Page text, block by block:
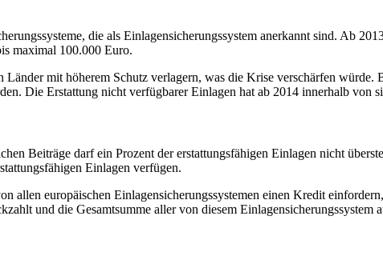
die als Einlagensicherungssystem anerkannt sind. Ab
maximal 100.000 Euro.
mit höherem Schutz verlagern, was die Krise verschärfen würde.
Die Erstattung nicht verfügbarer Einlagen hat ab 2014 innerhalb von
Beiträge darf ein Prozent der erstattungsfähigen Einlagen nicht
Einlagen verfügen.
europäischen Einlagensicherungssystemen einen Kredit
und die Gesamtsumme aller von diesem Einlagensicherungssystem